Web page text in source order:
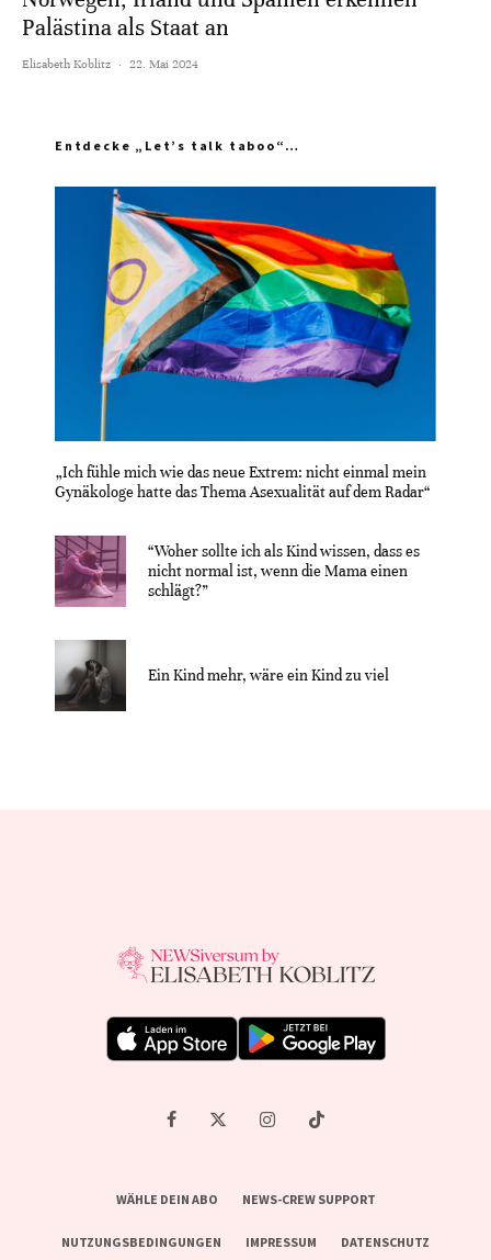
Palästina als Staat an
Elisabeth Koblitz · 22. Mai 2024
Entdecke „Let’s talk taboo“…
„Ich fühle mich wie das neue Extrem: nicht einmal mein
Gynäkologe hatte das Thema Asexualität auf dem Radar“
“Woher sollte ich als Kind wissen, dass es
nicht normal ist, wenn die Mama einen
schlägt?”
Ein Kind mehr, wäre ein Kind zu viel
WÄHLE DEIN ABO NEWS-CREW SUPPORT
NUTZUNGSBEDINGUNGEN IMPRESSUM DATENSCHUTZ